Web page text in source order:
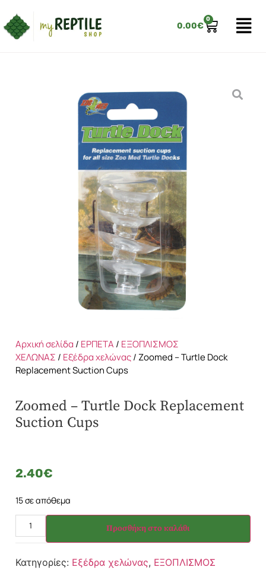
0.00€
0
Αρχική σελίδα / ΕΡΠΕΤΑ / ΕΞΟΠΛΙΣΜΟΣ
ΧΕΛΩΝΑΣ / Εξέδρα χελώνας/ Zoomed – Turtle Dock
Replacement Suction Cups
Zoomed – Turtle Dock Replacement
Suction Cups
2.40€
15 σε απόθεμα
Προσθήκη στο καλάθι
Κατηγορίες: Εξέδρα χελώνας, ΕΞΟΠΛΙΣΜΟΣ